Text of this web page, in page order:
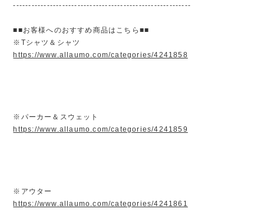
----------------------------------------------------------
■■お客様へのおすすめ商品はこちら■■
※Tシャツ＆シャツ
https://www.allaumo.com/categories/4241858
※パーカー＆スウェット
https://www.allaumo.com/categories/4241859
※アウター
https://www.allaumo.com/categories/4241861